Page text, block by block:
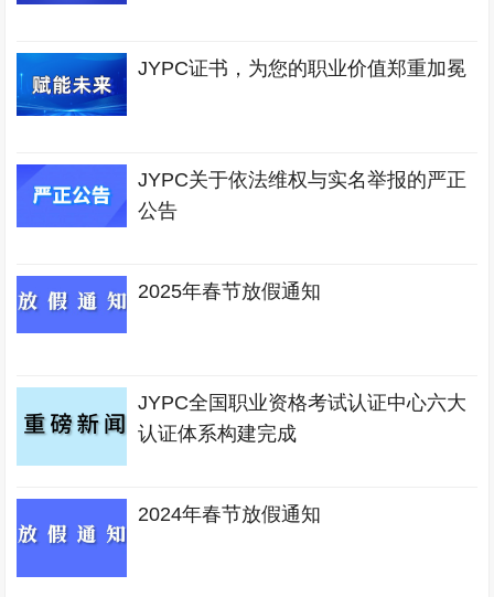
JYPC证书，为您的职业价值郑重加冕
JYPC关于依法维权与实名举报的严正
公告
2025年春节放假通知
JYPC全国职业资格考试认证中心六大
认证体系构建完成
2024年春节放假通知